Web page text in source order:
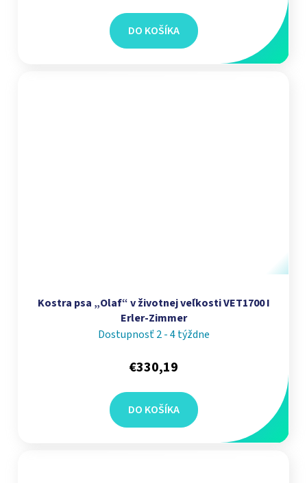
DO KOŠÍKA
Kostra psa „Olaf“ v životnej veľkosti VET1700 I
Erler-Zimmer
Dostupnosť 2 - 4 týždne
€330,19
DO KOŠÍKA